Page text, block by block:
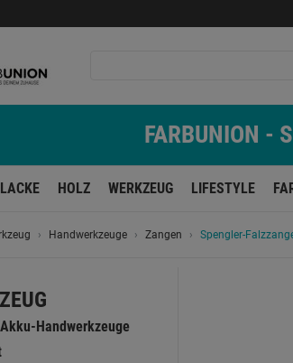
FARBUNION -
HOLZ WERKZEUG LIFESTYLE
Handwerkzeuge Zangen Spengler-
Handwerkzeuge